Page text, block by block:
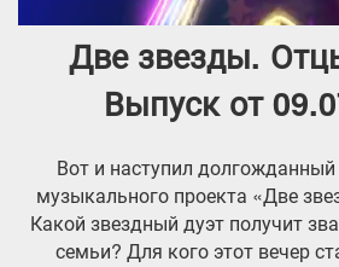
Две звезды.
Выпуск от
Вот и наступил
музыкального проекта «Две
Какой звездный дуэт получит
семьи? Для кого этот вечер